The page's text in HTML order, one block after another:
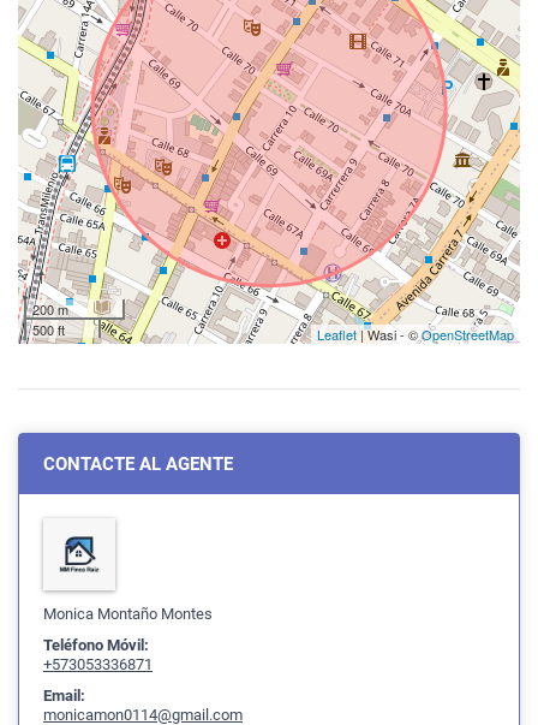
200 m
500 ft
Leaflet| Wasi - ©OpenStreetMap
CONTACTE AL AGENTE
Monica Montaño Montes
Teléfono Móvil:
+573053336871
Email:
monicamon0114@gmail.com